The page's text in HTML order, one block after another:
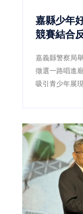
嘉縣少年好
競賽結合
嘉義縣警察局
徵選一路唱進
吸引青少年展